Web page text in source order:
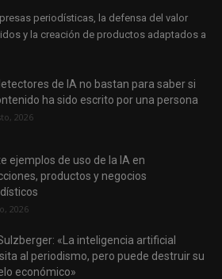
periodísticas, la defensa del valor
y la creación de productos adaptados a
de IA no bastan para saber si
ha sido escrito por una persona
2026
ejemplos de uso de la IA en
productos y negocios
2026
«La inteligencia artificial
al periodismo, pero puede destruir su
económico»